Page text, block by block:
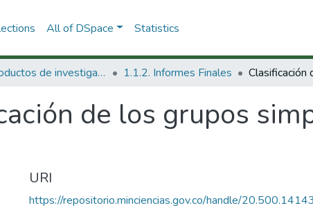
All of DSpace Statistics
1.1 Productos de investigación 1.1.2. Informes Finales
de los grupos
URI
https://repositorio.minciencias.gov.co/handle/